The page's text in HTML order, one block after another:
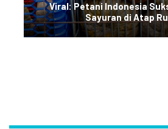
Viral: Petani Indonesia
Sayuran di Atap